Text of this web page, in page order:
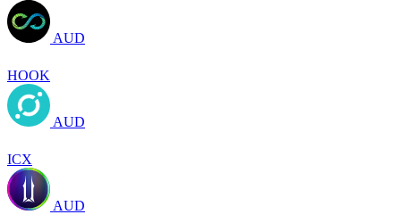
AUD
HOOK
AUD
ICX
AUD